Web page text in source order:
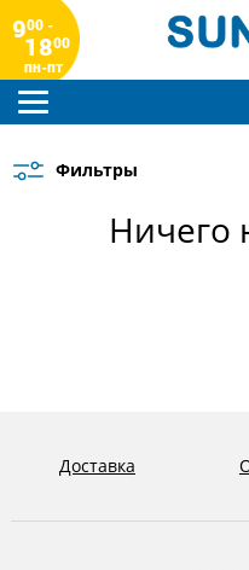
900 -
1800
пн-пт
Фильтры
Ничего
Доставка